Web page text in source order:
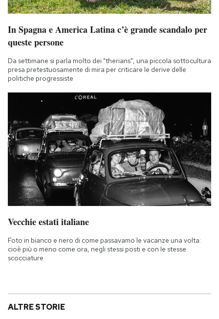
In Spagna e America Latina c’è grande scandalo per
queste persone
Da settimane si parla molto dei "therians", una piccola sottocultura
presa pretestuosamente di mira per criticare le derive delle
politiche progressiste
Vecchie estati italiane
Foto in bianco e nero di come passavamo le vacanze una volta:
cioè più o meno come ora, negli stessi posti e con le stesse
scocciature
ALTRE STORIE